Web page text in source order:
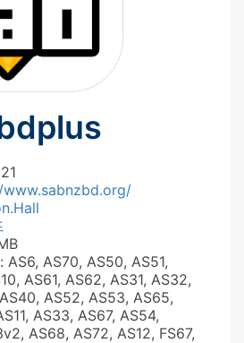
: AS6, AS70, AS50, AS51,
AS61, AS62, AS31, AS32,
AS52, AS53, AS65,
AS33, AS67, AS54,
AS68, AS72, AS12, FS67,